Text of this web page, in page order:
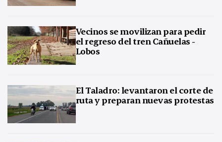
Vecinos se movilizan para pedir
el regreso del tren Cañuelas -
Lobos
El Taladro: levantaron el corte de
ruta y preparan nuevas protestas